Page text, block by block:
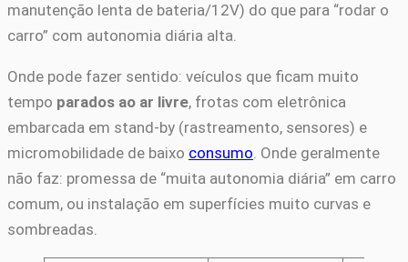
manutenção lenta de bateria/12V) do que para “rodar o
carro” com autonomia diária alta.
Onde pode fazer sentido: veículos que ficam muito
tempo parados ao ar livre, frotas com eletrônica
embarcada em stand-by (rastreamento, sensores) e
micromobilidade de baixo consumo. Onde geralmente
não faz: promessa de “muita autonomia diária” em carro
comum, ou instalação em superfícies muito curvas e
sombreadas.